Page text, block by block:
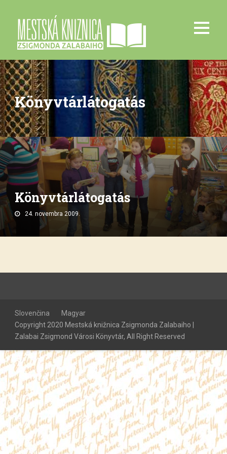
Könyvtárlátogatás
Könyvtárlátogatás
24. novembra 2009.
Slovenčina
Magyar
Copyright 2020 Mestská knižnica Zsigmonda Zalabaiho |
Zalabai Zsigmond Városi Könyvtár, All Right Reserved